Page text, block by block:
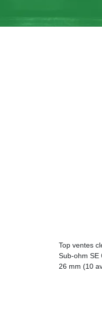
Top ventes
Sub-ohm SE
26 mm (10